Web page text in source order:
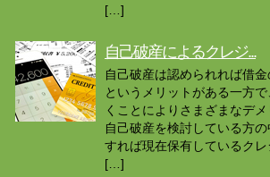
[…]
自己破産によるクレジ...
自己破産は認められれば借
というメリットがある一方
くことによりさまざまなデメ
自己破産を検討している方
すれば現在保有しているク
[…]